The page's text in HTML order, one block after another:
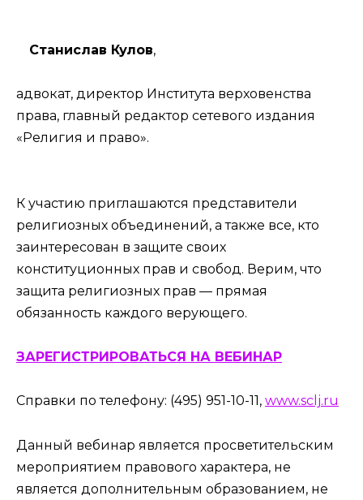
Станислав Кулов,
адвокат, директор Института верховенства
права, главный редактор сетевого издания
«Религия и право».
К участию приглашаются представители
религиозных объединений, а также все, кто
заинтересован в защите своих
конституционных прав и свобод. Верим, что
защита религиозных прав — прямая
обязанность каждого верующего.
ЗАРЕГИСТРИРОВАТЬСЯ НА ВЕБИНАР
Справки по телефону: (495) 951-10-11, www.sclj.ru
Данный вебинар является просветительским
мероприятием правового характера, не
является дополнительным образованием, не